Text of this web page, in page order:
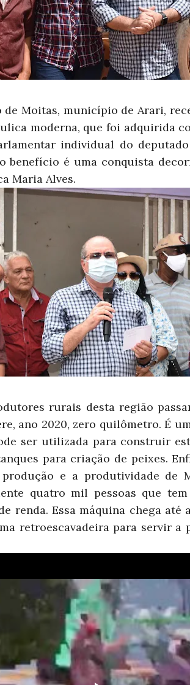
Moitas, município de Arari,
moderna, que foi adquirida
individual do
benefício é uma conquista
Maria Alves.
rurais desta região
ano 2020, zero quilômetro. É
ser utilizada para construir
para criação de peixes.
e a produtividade de
quatro mil pessoas que
renda. Essa máquina chega até
retroescavadeira para servir a